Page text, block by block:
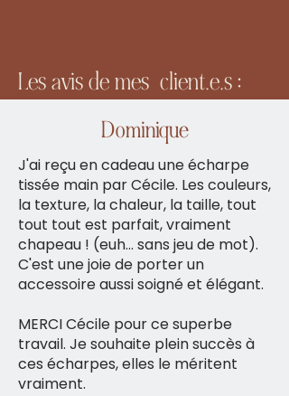
Les avis de mes client.e.s :
Dominique
J'ai reçu en cadeau une écharpe
tissée main par Cécile. Les couleurs,
la texture, la chaleur, la taille, tout
tout tout est parfait, vraiment
chapeau ! (euh… sans jeu de mot).
C'est une joie de porter un
accessoire aussi soigné et élégant.
MERCI Cécile pour ce superbe
travail. Je souhaite plein succès à
ces écharpes, elles le méritent
vraiment.